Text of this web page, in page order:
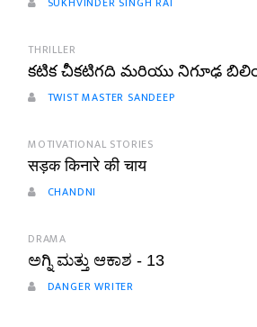
THRILLER
కటిక చీకటిగది మరియు నిగూఢ
TWIST MASTER SANDEEP
MOTIVATIONAL STORIES
सड़क किनारे की चाय
CHANDNI
DRAMA
ಅಗ್ನಿ ಮತ್ತು ಆಕಾಶ - 13
DANGER WRITER